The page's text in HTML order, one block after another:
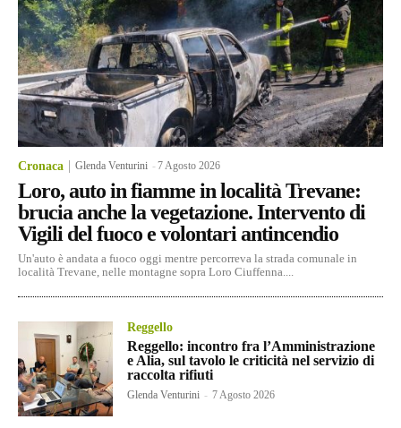
Cronaca Glenda Venturini -7 Agosto 2026
Loro, auto in fiamme in località Trevane:
brucia anche la vegetazione. Intervento di
Vigili del fuoco e volontari antincendio
Un'auto è andata a fuoco oggi mentre percorreva la strada comunale in
località Trevane, nelle montagne sopra Loro Ciuffenna....
Reggello
Reggello: incontro fra l’Amministrazione
e Alia, sul tavolo le criticità nel servizio di
raccolta rifiuti
Glenda Venturini - 7 Agosto 2026